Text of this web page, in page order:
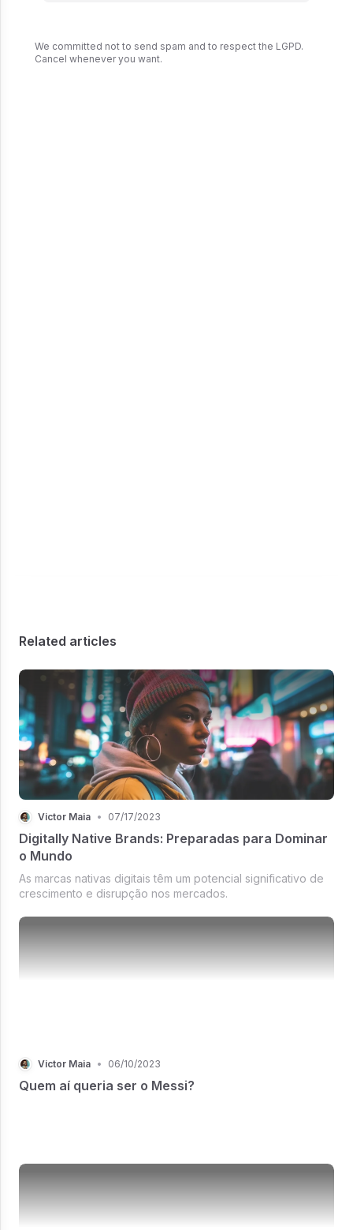
We committed not to send spam and to respect the LGPD.
Cancel whenever you want.
Related articles
Victor Maia • 07/17/2023
Digitally Native Brands: Preparadas para Dominar
o Mundo
As marcas nativas digitais têm um potencial significativo de
crescimento e disrupção nos mercados.
Victor Maia • 06/10/2023
Quem aí queria ser o Messi?